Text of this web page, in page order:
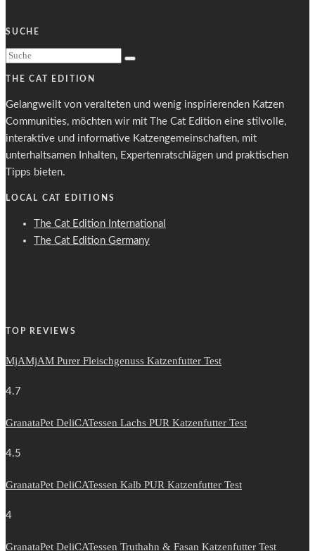
SUCHE
THE CAT EDITION
Gelangweilt von veralteten und wenig inspirierenden Katzen
Communities, möchten wir mit The Cat Edition eine stilvolle,
interaktive und informative Katzengemeinschaften, mit
unterhaltsamen Inhalten, Expertenratschlägen und praktischen
Tipps bieten.
LOCAL CAT EDITIONS
The Cat Edition International
The Cat Edition Germany
TOP REVIEWS
MjAMjAM Purer Fleischgenuss Katzenfutter Test
4.7
GranataPet DeliCATessen Lachs PUR Katzenfutter Test
4.5
GranataPet DeliCATessen Kalb PUR Katzenfutter Test
4
GranataPet DeliCATessen Truthahn & Fasan Katzenfutter Test